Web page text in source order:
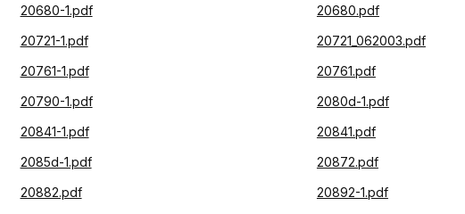
20680-1.pdf 20680.pdf
20721-1.pdf 20721_062003.pdf
20761-1.pdf 20761.pdf
20790-1.pdf 2080d-1.pdf
20841-1.pdf 20841.pdf
2085d-1.pdf 20872.pdf
20882.pdf 20892-1.pdf